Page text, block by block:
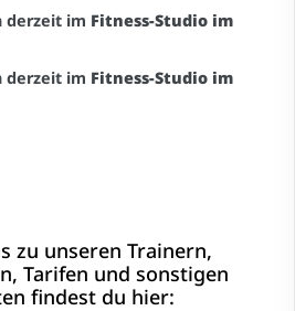
derzeit im Fitness-Studio im
derzeit im Fitness-Studio im
zu unseren Trainern,
Tarifen und sonstigen
findest du hier: